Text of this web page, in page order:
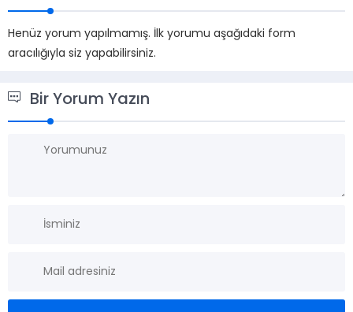
Henüz yorum yapılmamış. İlk yorumu aşağıdaki form
aracılığıyla siz yapabilirsiniz.
Bir Yorum Yazın